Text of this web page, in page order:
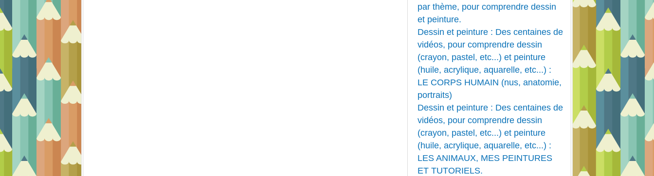
par thème, pour comprendre dessin
et peinture.
Dessin et peinture : Des centaines de
vidéos, pour comprendre dessin
(crayon, pastel, etc...) et peinture
(huile, acrylique, aquarelle, etc...) :
LE CORPS HUMAIN (nus, anatomie,
portraits)
Dessin et peinture : Des centaines de
vidéos, pour comprendre dessin
(crayon, pastel, etc...) et peinture
(huile, acrylique, aquarelle, etc...) :
LES ANIMAUX, MES PEINTURES
ET TUTORIELS.